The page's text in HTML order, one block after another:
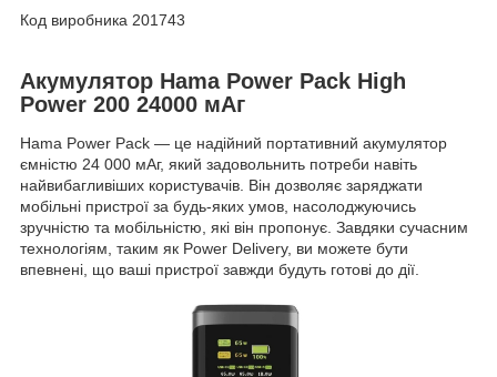
Код виробника 201743
Акумулятор Hama Power Pack High
Power 200 24000 мАг
Hama Power Pack — це надійний портативний акумулятор
ємністю 24 000 мАг, який задовольнить потреби навіть
найвибагливіших користувачів. Він дозволяє заряджати
мобільні пристрої за будь-яких умов, насолоджуючись
зручністю та мобільністю, які він пропонує. Завдяки сучасним
технологіям, таким як Power Delivery, ви можете бути
впевнені, що ваші пристрої завжди будуть готові до дії.